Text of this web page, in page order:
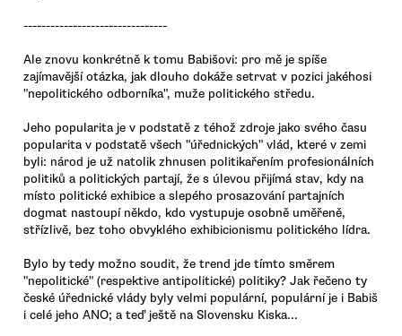
--------------------------------
Ale znovu konkrétně k tomu Babišovi: pro mě je spíše
zajímavější otázka, jak dlouho dokáže setrvat v pozici jakéhosi
"nepolitického odborníka", muže politického středu.
Jeho popularita je v podstatě z téhož zdroje jako svého času
popularita v podstatě všech "úřednických" vlád, které v zemi
byli: národ je už natolik zhnusen politikařením profesionálních
politiků a politických partají, že s úlevou přijímá stav, kdy na
místo politické exhibice a slepého prosazování partajních
dogmat nastoupí někdo, kdo vystupuje osobně uměřeně,
střízlivě, bez toho obvyklého exhibicionismu politického lídra.
Bylo by tedy možno soudit, že trend jde tímto směrem
"nepolitické" (respektive antipolitické) politiky? Jak řečeno ty
české úřednické vlády byly velmi populární, populární je i Babiš
i celé jeho ANO; a teď ještě na Slovensku Kiska...